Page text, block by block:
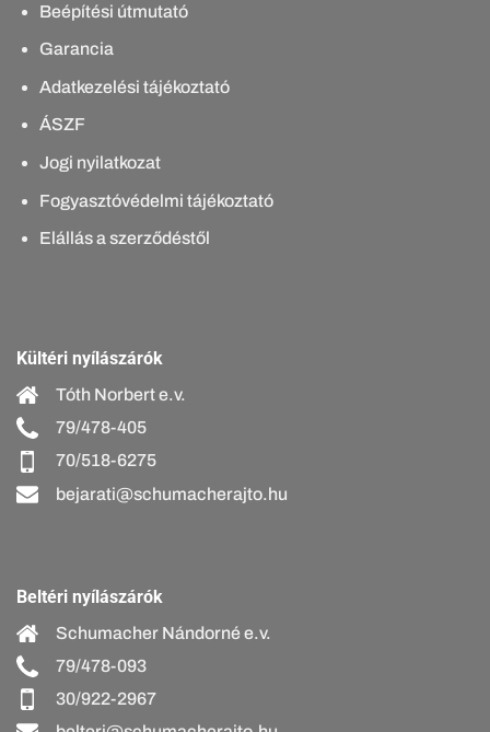
Beépítési útmutató
Garancia
Adatkezelési tájékoztató
ÁSZF
Jogi nyilatkozat
Fogyasztóvédelmi tájékoztató
Elállás a szerződéstől
Kültéri nyílászárók
Tóth Norbert e.v.
79/478-405
70/518-6275
bejarati@schumacherajto.hu
Beltéri nyílászárók
Schumacher Nándorné e.v.
79/478-093
30/922-2967